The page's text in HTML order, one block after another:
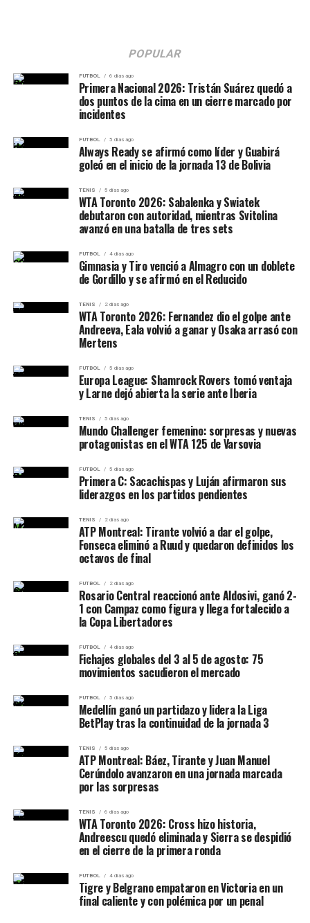
POPULAR
FUTBOL 6 días ago
Primera Nacional 2026: Tristán Suárez quedó a
dos puntos de la cima en un cierre marcado por
incidentes
FUTBOL 5 días ago
Always Ready se afirmó como líder y Guabirá
goleó en el inicio de la jornada 13 de Bolivia
TENIS 5 días ago
WTA Toronto 2026: Sabalenka y Swiatek
debutaron con autoridad, mientras Svitolina
avanzó en una batalla de tres sets
FUTBOL 4 días ago
Gimnasia y Tiro venció a Almagro con un doblete
de Gordillo y se afirmó en el Reducido
TENIS 2 días ago
WTA Toronto 2026: Fernandez dio el golpe ante
Andreeva, Eala volvió a ganar y Osaka arrasó con
Mertens
FUTBOL 5 días ago
Europa League: Shamrock Rovers tomó ventaja
y Larne dejó abierta la serie ante Iberia
TENIS 5 días ago
Mundo Challenger femenino: sorpresas y nuevas
protagonistas en el WTA 125 de Varsovia
FUTBOL 5 días ago
Primera C: Sacachispas y Luján afirmaron sus
liderazgos en los partidos pendientes
TENIS 2 días ago
ATP Montreal: Tirante volvió a dar el golpe,
Fonseca eliminó a Ruud y quedaron definidos los
octavos de final
FUTBOL 2 días ago
Rosario Central reaccionó ante Aldosivi, ganó 2-
1 con Campaz como figura y llega fortalecido a
la Copa Libertadores
FUTBOL 4 días ago
Fichajes globales del 3 al 5 de agosto: 75
movimientos sacudieron el mercado
FUTBOL 5 días ago
Medellín ganó un partidazo y lidera la Liga
BetPlay tras la continuidad de la jornada 3
TENIS 5 días ago
ATP Montreal: Báez, Tirante y Juan Manuel
Cerúndolo avanzaron en una jornada marcada
por las sorpresas
TENIS 6 días ago
WTA Toronto 2026: Cross hizo historia,
Andreescu quedó eliminada y Sierra se despidió
en el cierre de la primera ronda
FUTBOL 4 días ago
Tigre y Belgrano empataron en Victoria en un
final caliente y con polémica por un penal